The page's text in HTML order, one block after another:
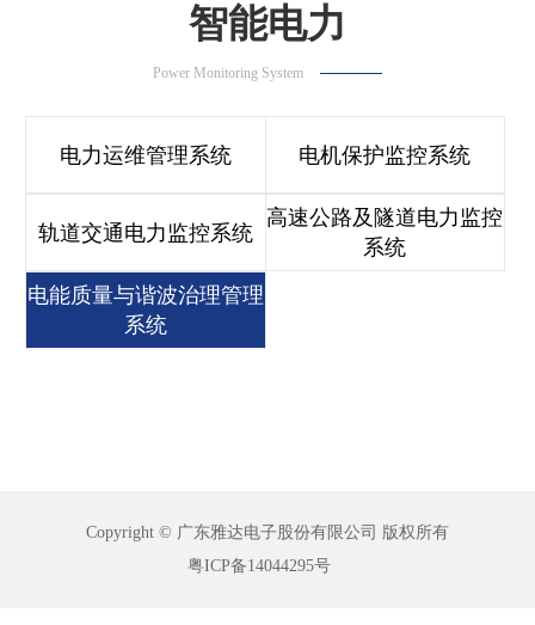
智能电力
Power Monitoring System
电力运维管理系统 电机保护监控系统
轨道交通电力监控系统
高速公路及隧道电力监控
系统
电能质量与谐波治理管理
系统
Copyright © 广东雅达电子股份有限公司 版权所有
粤ICP备14044295号